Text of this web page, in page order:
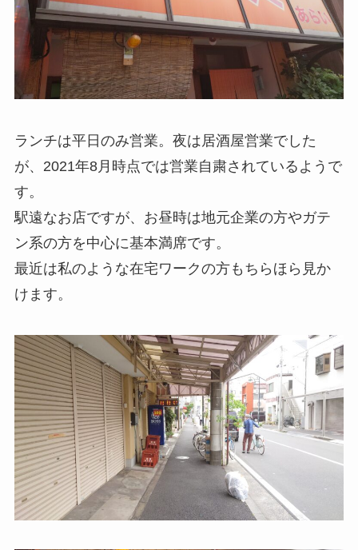
ランチは平日のみ営業。夜は居酒屋営業でした
が、2021年8月時点では営業自粛されているようで
す。
駅遠なお店ですが、お昼時は地元企業の方やガテ
ン系の方を中心に基本満席です。
最近は私のような在宅ワークの方もちらほら見か
けます。